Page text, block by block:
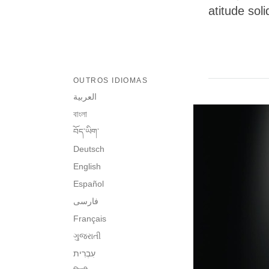
atitude
OUTROS IDIOMAS
العربية
বাংলা
བོད་ཡིག་
Deutsch
English
Español
فارسی
Français
ગુજરાતી